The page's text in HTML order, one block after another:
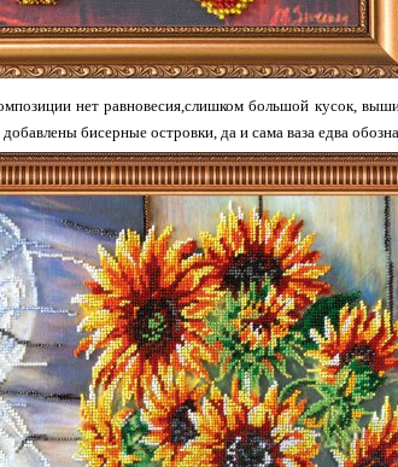
нет равновесия,слишком большой кусок,
добавлены бисерные островки, да и сама ваза едва